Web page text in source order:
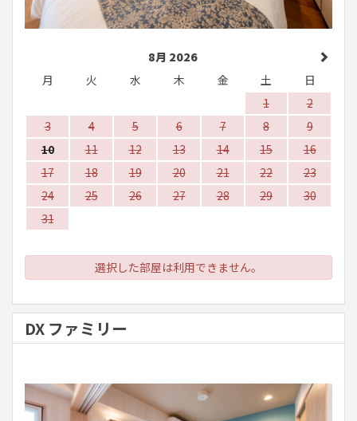
8月 2026
月
火 水 木 金 土
日
1
2
3
4 5 6 7 8
9
10
11 12 13 14 15
16
17
18 19 20 21 22
23
24
25 26 27 28 29
30
31
選択した部屋は利用できません。
DX ファミリー